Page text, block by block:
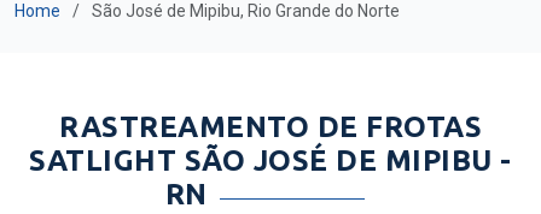
Home São José de Mipibu, Rio Grande do Norte
RASTREAMENTO DE FROTAS
SATLIGHT SÃO JOSÉ DE MIPIBU -
RN